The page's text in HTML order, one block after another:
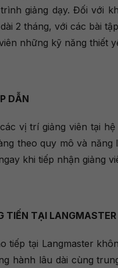
giảng dạy. Đối với
2 tháng, với các bài
những kỹ năng thiết
DẪN
vị trí giảng viên tại
theo quy mô và năng
khi tiếp nhận giảng
TIẾN TẠI LANGMASTER
tiếp tại Langmaster
hành lâu dài cùng